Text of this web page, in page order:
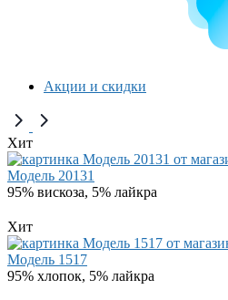
Акции и скидки
Хит
Модель 20131
95% вискоза, 5% лайкра
Хит
Модель 1517
95% хлопок, 5% лайкра